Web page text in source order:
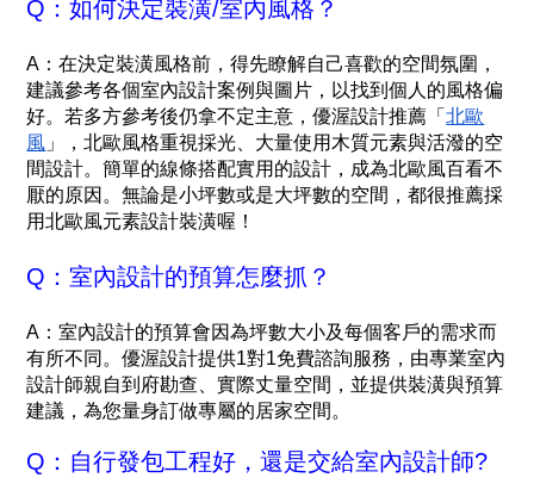
Q：如何決定裝潢/室內風格？
A：在決定裝潢風格前，得先瞭解自己喜歡的空間氛圍，
建議參考各個室內設計案例與圖片，以找到個人的風格偏
好。若多方參考後仍拿不定主意，優渥設計推薦「北歐
風 」，北歐風格重視採光、大量使用木質元素與活潑的空
間設計。簡單的線條搭配實用的設計，成為北歐風百看不
厭的原因。無論是小坪數或是大坪數的空間，都很推薦採
用北歐風元素設計裝潢喔！
Q：室內設計的預算怎麼抓？
A：室內設計的預算會因為坪數大小及每個客戶的需求而
有所不同。優渥設計提供1對1免費諮詢服務，由專業室內
設計師親自到府勘查、實際丈量空間，並提供裝潢與預算
建議，為您量身訂做專屬的居家空間。
Q：自行發包工程好，還是交給室內設計師?